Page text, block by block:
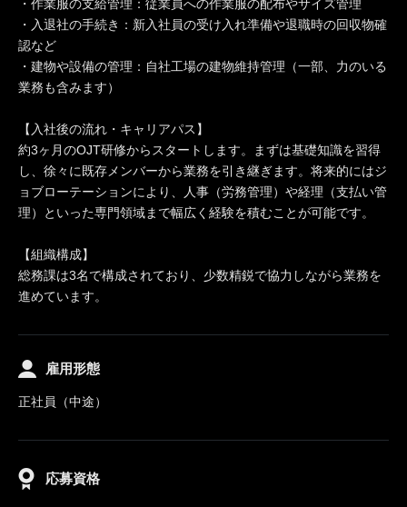
・作業服の支給管理：従業員への作業服の配布やサイズ管理
・入退社の手続き：新入社員の受け入れ準備や退職時の回収物確
認など
・建物や設備の管理：自社工場の建物維持管理（一部、力のいる
業務も含みます）
【入社後の流れ・キャリアパス】
約3ヶ月のOJT研修からスタートします。まずは基礎知識を習得
し、徐々に既存メンバーから業務を引き継ぎます。将来的にはジ
ョブローテーションにより、人事（労務管理）や経理（支払い管
理）といった専門領域まで幅広く経験を積むことが可能です。
【組織構成】
総務課は3名で構成されており、少数精鋭で協力しながら業務を
進めています。
雇用形態
正社員（中途）
応募資格